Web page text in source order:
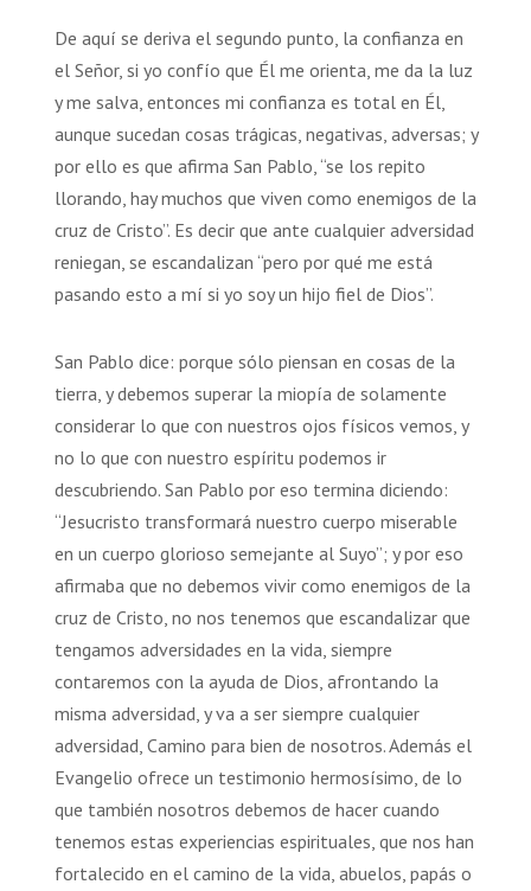
De aquí se deriva el segundo punto, la confianza en
el Señor, si yo confío que Él me orienta, me da la luz
y me salva, entonces mi confianza es total en Él,
aunque sucedan cosas trágicas, negativas, adversas; y
por ello es que afirma San Pablo, “se los repito
llorando, hay muchos que viven como enemigos de la
cruz de Cristo”. Es decir que ante cualquier adversidad
reniegan, se escandalizan “pero por qué me está
pasando esto a mí si yo soy un hijo fiel de Dios”.
San Pablo dice: porque sólo piensan en cosas de la
tierra, y debemos superar la miopía de solamente
considerar lo que con nuestros ojos físicos vemos, y
no lo que con nuestro espíritu podemos ir
descubriendo. San Pablo por eso termina diciendo:
“Jesucristo transformará nuestro cuerpo miserable
en un cuerpo glorioso semejante al Suyo”; y por eso
afirmaba que no debemos vivir como enemigos de la
cruz de Cristo, no nos tenemos que escandalizar que
tengamos adversidades en la vida, siempre
contaremos con la ayuda de Dios, afrontando la
misma adversidad, y va a ser siempre cualquier
adversidad, Camino para bien de nosotros. Además el
Evangelio ofrece un testimonio hermosísimo, de lo
que también nosotros debemos de hacer cuando
tenemos estas experiencias espirituales, que nos han
fortalecido en el camino de la vida, abuelos, papás o